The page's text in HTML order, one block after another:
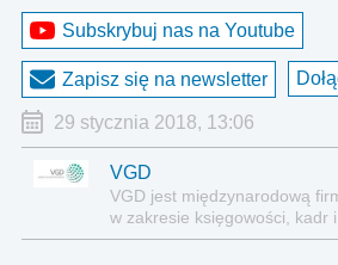
Subskrybuj nas na Youtube
Zapisz się na newsletter
29 stycznia 2018, 13:06
VGD
VGD jest międzynarodową
w zakresie księgowości, kadr i
podatków oraz doradztwa